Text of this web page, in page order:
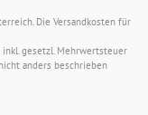
Die Versandkosten für
gesetzl. Mehrwertsteuer
anders beschrieben